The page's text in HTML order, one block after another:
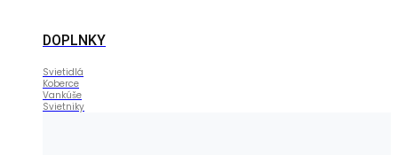
DOPLNKY
Svietidlá
Koberce
Vankúše
Svietniky